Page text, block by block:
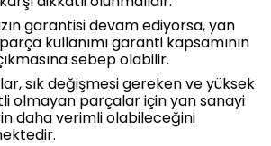
garantisi devam ediyorsa, yan
kullanımı garanti kapsamının
sebep olabilir.
sık değişmesi gereken ve yüksek
olmayan parçalar için yan sanayi
daha verimli olabileceğini